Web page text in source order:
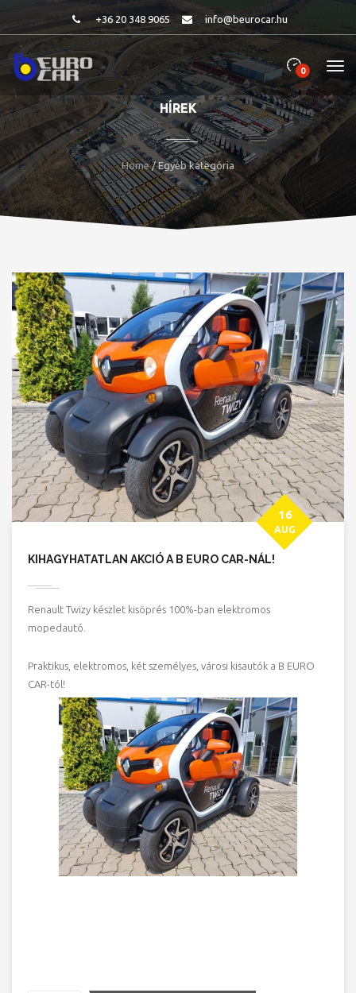
+36 20 348 9065 info@beurocar.hu
0
HÍREK
Home/ Egyéb kategória
KIHAGYHATATLAN AKCIÓ A B EURO CAR-NÁL!
16
AUG
Renault Twizy készlet kisöprés 100%-ban elektromos
mopedautó.
Praktikus, elektromos, két személyes, városi kisautók a B EURO
CAR-tól!